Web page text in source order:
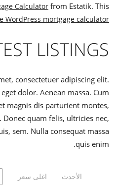
Calculator from Estatik. This
WordPress mortgage calculator
LISTINGS
consectetuer adipiscing elit.
dolor. Aenean massa. Cum
magnis dis parturient montes,
quam felis, ultricies nec,
sem. Nulla consequat massa
quis enim.
الأحدث اغلى سعر